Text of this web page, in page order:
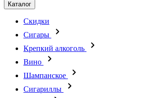
Каталог
Скидки
Сигары
Крепкий алкоголь
Вино
Шампанское
Сигариллы